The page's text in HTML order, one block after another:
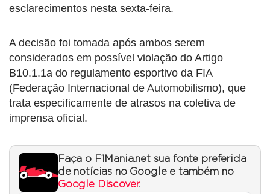
esclarecimentos nesta sexta-feira.
A decisão foi tomada após ambos serem
considerados em possível violação do Artigo
B10.1.1a do regulamento esportivo da FIA
(Federação Internacional de Automobilismo), que
trata especificamente de atrasos na coletiva de
imprensa oficial.
Faça o F1Mania.net sua fonte preferida
de notícias no Google e também no
Google Discover.